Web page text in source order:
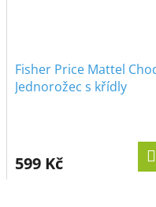
Fisher Price Mattel
Jednorožec s křídly
599 Kč